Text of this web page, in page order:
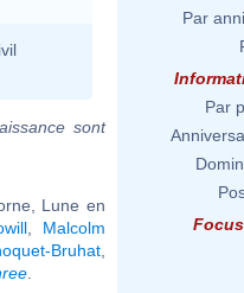
sont
Lune en
Malcolm
Bruhat
Par
Par